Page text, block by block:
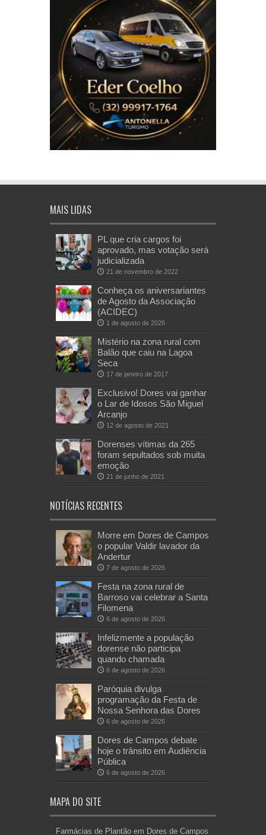
MAIS LIDAS
PL que cria cargos foi
aprovado, mas votação será
judicializada
21 de novembro de 2022
Conheça os aniversariantes
de Agosto da Associação
(ACIDEC)
1 de agosto de 2026
Mistério na zona rural com
Balão que caiu na Lagoa
Seca
17 de janeiro de 2017
Exclusivo! Dores vai ganhar
o Lar de Idosos São Miguel
Arcanjo
12 de agosto de 2021
Dorenses vítimas da 265
foram sepultados sob muita
emoção
21 de junho de 2021
NOTÍCIAS RECENTES
Morre em Dores de Campos
o popular Valdir lavador da
Andertur
7 de agosto de 2026
Festa na zona rural de
Barroso vai celebrar a Santa
Filomena
6 de agosto de 2026
Infelizmente a população
dorense não participa
quando chamada
6 de agosto de 2026
Paróquia divulga
programação da Festa de
Nossa Senhora das Dores
6 de agosto de 2026
Dores de Campos debate
hoje o trânsito em Audiência
Pública
6 de agosto de 2026
MAPA DO SITE
Farmácias de Plantão em Dores de Campos